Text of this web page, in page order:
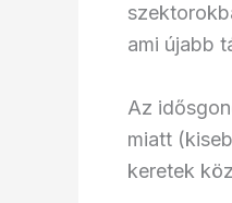
ami újabb
Az
miatt
keretek